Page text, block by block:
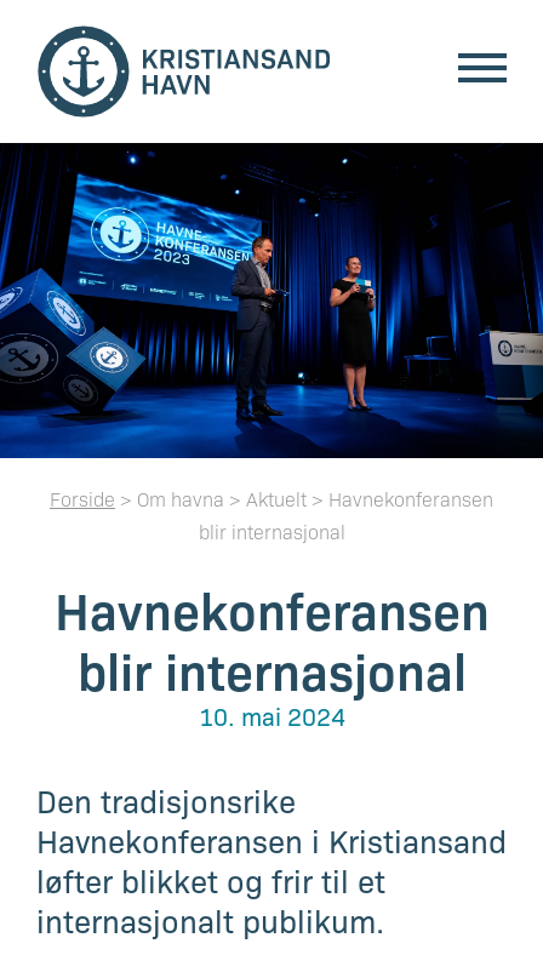
Forside > Om havna > Aktuelt > Havnekonferansen
blir internasjonal
Havnekonferansen
blir internasjonal
10. mai 2024
Den tradisjonsrike
Havnekonferansen i Kristiansand
løfter blikket og frir til et
internasjonalt publikum.